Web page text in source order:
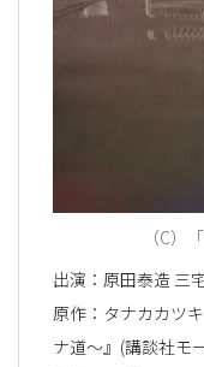
（C）
出演：原田泰造 三
原作：タナカカツ
ナ道～』(講談社モ